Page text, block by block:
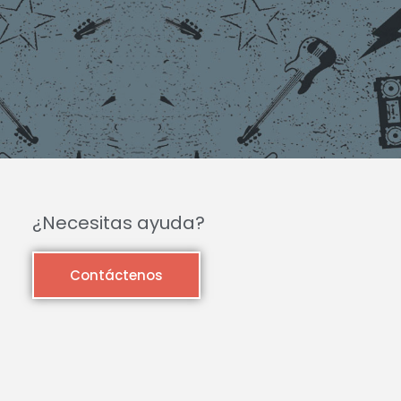
¿Necesitas ayuda?
Contáctenos